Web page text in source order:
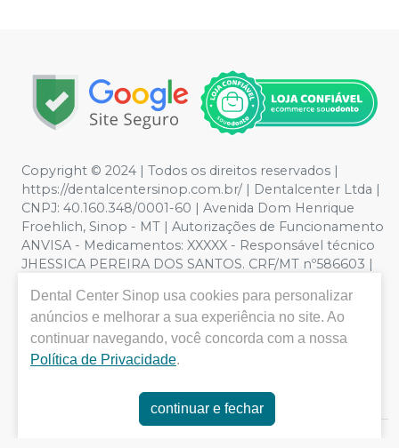
Copyright © 2024 | Todos os direitos reservados |
https://dentalcentersinop.com.br/ | Dentalcenter Ltda |
CNPJ: 40.160.348/0001-60 | Avenida Dom Henrique
Froehlich, Sinop - MT | Autorizações de Funcionamento
ANVISA - Medicamentos: XXXXX - Responsável técnico
JHESSICA PEREIRA DOS SANTOS. CRF/MT nº586603 |
ilustrativas - Os preços e condições da loja virtual estão
sujeitos a alterações. Em caso de divergência de preços
no site, o valor válido é o do Carrinho de Compra. Não
vendemos por atacado por isso nos reservamos o
Dental Center Sinop usa cookies para personalizar
anúncios e melhorar a sua experiência no site. Ao
continuar navegando, você concorda com a nossa
Política de Privacidade.
continuar e fechar